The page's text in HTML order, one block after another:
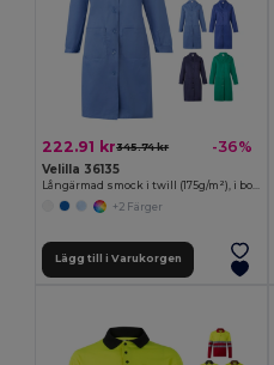
222.91 kr345.74 kr -36%
Velilla 36135
+2 Färger
Lägg till i Varukorgen